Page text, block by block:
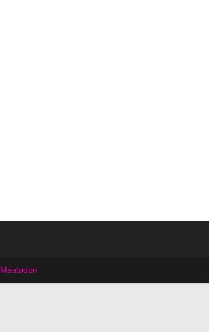
Mastodon